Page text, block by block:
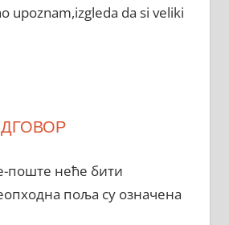
upoznam,izgleda da si veliki
поште неће бити
поља су означена